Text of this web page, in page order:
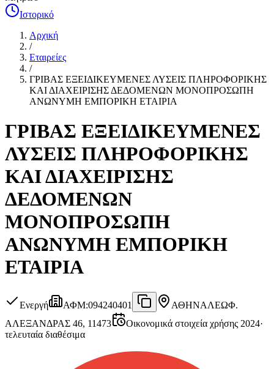
Ιστορικό
Αρχική
/
Εταιρείες
/
ΓΡΙΒΑΣ ΕΞΕΙΔΙΚΕΥΜΕΝΕΣ ΛΥΣΕΙΣ ΠΛΗΡΟΦΟΡΙΚΗΣ
ΚΑΙ ΔΙΑΧΕΙΡΙΣΗΣ ΔΕΔΟΜΕΝΩΝ ΜΟΝΟΠΡΟΣΩΠΗ
ΑΝΩΝΥΜΗ ΕΜΠΟΡΙΚΗ ΕΤΑΙΡΙΑ
ΓΡΙΒΑΣ ΕΞΕΙΔΙΚΕΥΜΕΝΕΣ
ΛΥΣΕΙΣ ΠΛΗΡΟΦΟΡΙΚΗΣ
ΚΑΙ ΔΙΑΧΕΙΡΙΣΗΣ
ΔΕΔΟΜΕΝΩΝ
ΜΟΝΟΠΡΟΣΩΠΗ
ΑΝΩΝΥΜΗ ΕΜΠΟΡΙΚΗ
ΕΤΑΙΡΙΑ
Ενεργή ΑΦΜ:094240401 ΑΘΗΝΑΛΕΩΦ.
ΑΛΕΞΑΝΔΡΑΣ 46, 11473
Οικονομικά στοιχεία χρήσης 2024·
τελευταία διαθέσιμα